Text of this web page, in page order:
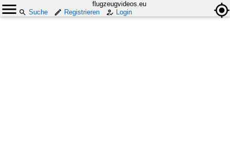
flugzeugvideos.eu
Suche
Registrieren Login